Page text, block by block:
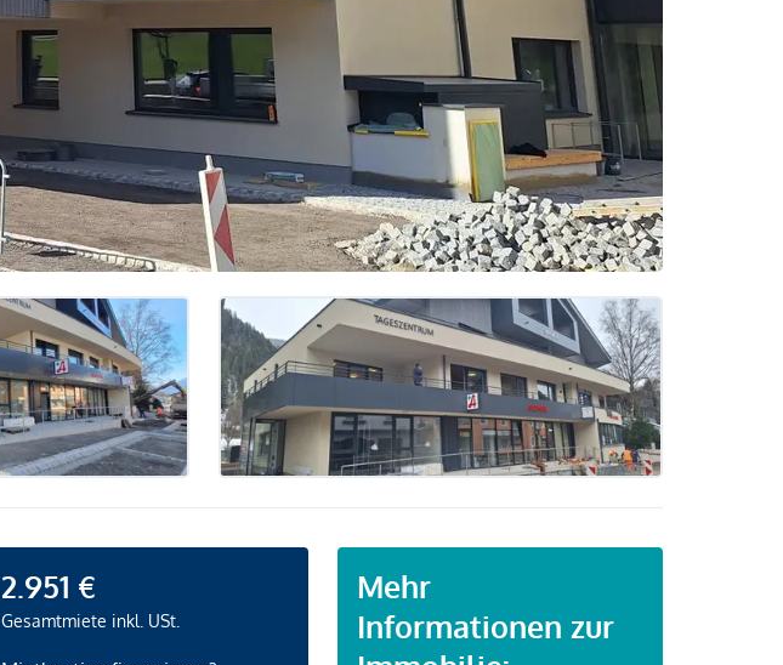
2.951 €
Gesamtmiete inkl. USt.
Mehr
Informationen zur